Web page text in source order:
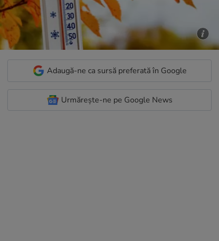
Adaugă-ne ca sursă preferată în Google
Urmărește-ne pe Google News